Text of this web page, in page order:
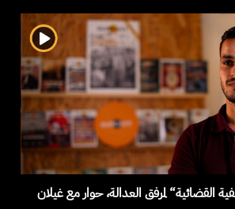
القضائية“ لمرفق العدالة، حوار مع غيلان